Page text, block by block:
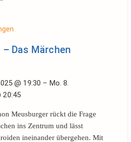
– Das Märchen
@ 19:30 – Mo. 8.
20:45
Meusburger rückt die Frage
ins Zentrum und lässt
ineinander übergehen. Mit